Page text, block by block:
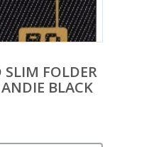
FOLDER
BLACK